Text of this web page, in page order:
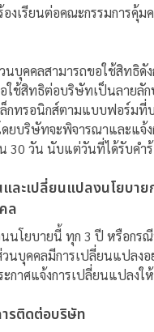
องเรียนต่อคณะกรรมการคุ้ม
นบุคคลสามารถขอใช้สิทธิดั
อใช้สิทธิต่อบริษัทเป็นลายลั
ล็กทรอนิกส์ตามแบบฟอร์มที่
ดยบริษัทจะพิจารณาและแจ้
30 วัน นับแต่วันที่ได้รับคำร้
ละเปลี่ยนแปลงนโยบา
ล
นโยบายนี้ ทุก 3 ปี หรือกร
นบุคคลมีการเปลี่ยนแปลง
กาศแจ้งการเปลี่ยนแปลงใ
รติดต่อบริษัท